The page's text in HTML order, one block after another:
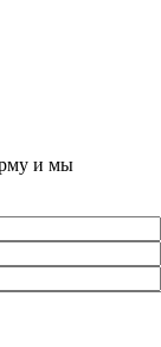
и мы